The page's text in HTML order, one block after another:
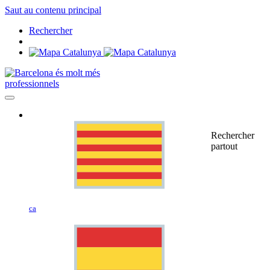
Saut au contenu principal
Rechercher
professionnels
ca
Rechercher
partout